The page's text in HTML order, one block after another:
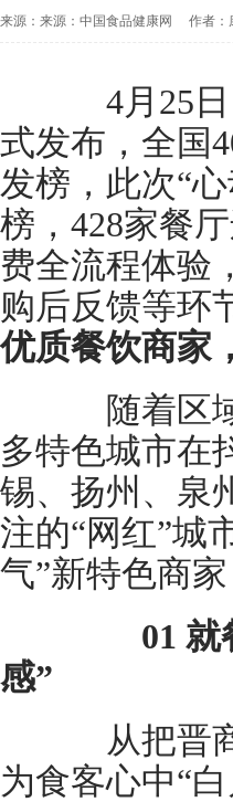
来源：来源：中国食品健康网 作者
4月25日
式发布，全国
发榜，此次“
榜，428家餐
费全流程体验
购后反馈等环
优质餐饮商家
随着区域
多特色城市在
锡、扬州、泉
注的“网红”城
气”新特色商
01 就
感”
从把晋商
为食客心中“